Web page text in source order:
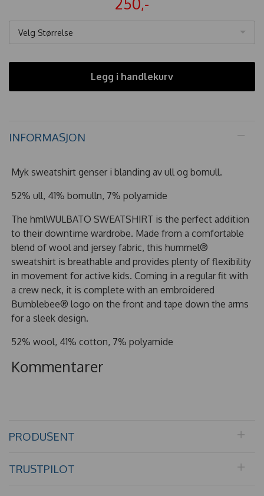
Velg Størrelse
Legg i handlekurv
INFORMASJON
Myk sweatshirt genser i blanding av ull og bomull.
52% ull, 41% bomulln, 7% polyamide
The hmlWULBATO SWEATSHIRT is the perfect addition
to their downtime wardrobe. Made from a comfortable
blend of wool and jersey fabric, this hummel®
sweatshirt is breathable and provides plenty of flexibility
in movement for active kids. Coming in a regular fit with
a crew neck, it is complete with an embroidered
Bumblebee® logo on the front and tape down the arms
for a sleek design.
52% wool, 41% cotton, 7% polyamide
Kommentarer
PRODUSENT
TRUSTPILOT